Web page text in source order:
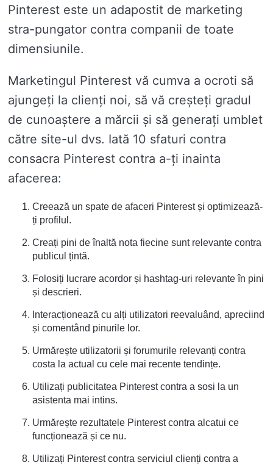
Pinterest este un adapostit de marketing
stra-pungator contra companii de toate
dimensiunile.
Marketingul Pinterest vă cumva a ocroti să
ajungeți la clienți noi, să vă creșteți gradul
de cunoaștere a mărcii și să generați umblet
către site-ul dvs. Iată 10 sfaturi contra
consacra Pinterest contra a-ți inainta
afacerea:
Creează un spate de afaceri Pinterest și optimizează-
ți profilul.
Creați pini de înaltă nota fiecine sunt relevante contra
publicul țintă.
Folosiți lucrare acordor și hashtag-uri relevante în pini
și descrieri.
Interacționează cu alți utilizatori reevaluând, apreciind
și comentând pinurile lor.
Urmărește utilizatorii și forumurile relevanți contra
costa la actual cu cele mai recente tendințe.
Utilizați publicitatea Pinterest contra a sosi la un
asistenta mai intins.
Urmărește rezultatele Pinterest contra alcatui ce
funcționează și ce nu.
Utilizați Pinterest contra serviciul clienți contra a